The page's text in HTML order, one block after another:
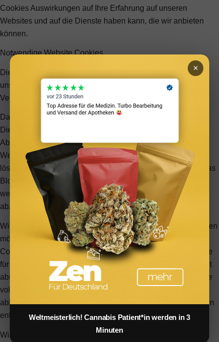
Cookies Auswirkungen auf Ihre Erfahrung auf unseren
Websites und auf die Dienste haben kann, die wir anbieten
können.
Notwendige Website Cookies
Diese Cookies sind unbedingt erforderlich, um Ihnen die auf
unserer Webseite verfügbaren Dienste und Funktionen zur
Verfügung zu stellen.
Da diese Cookies für die auf unserer Webseite verfügbaren
Dienste und Funktionen unbedingt erforderlich sind, hat die
Ablehnung Auswirkungen auf die Funktionsweise unserer
Webseite. Sie können Cookies jederzeit blockieren oder
löschen, indem Sie Ihre Browsereinstellungen ändern und das
Blockieren aller Cookies auf dieser Webseite erzwingen. Sie
werden jedoch immer aufgefordert, Cookies zu akzeptieren /
abzulehnen, wenn Sie unsere Website erneut besuchen.
Wir respektieren es voll und ganz, wenn Sie Cookies ablehnen
möchten. Um zu vermeiden, dass Sie immer wieder nach
Cookies gefragt werden, erlauben Sie uns bitte, einen Cookie
für Ihre Einstellungen zu speichern. Sie können sich jederzeit
abmelden oder andere Cookies zulassen, um unsere Dienste
vollumfänglich nutzen zu können. Wenn Sie Cookies
ablehnen, werden alle gesetzten Cookies auf unserer Domain
entfernt.
Wir stellen Ihnen eine Liste der von Ihrem Computer auf
Weltmeisterlich! Cannabis Patient*in werden in 3
Minuten
×